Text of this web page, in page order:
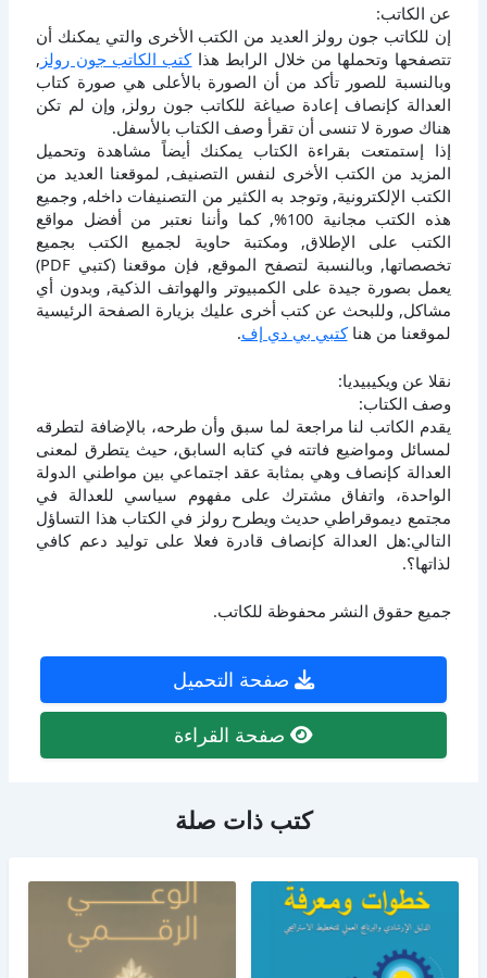
عن الكاتب:
إن للكاتب جون رولز العديد من الكتب الأخرى والتي يمكنك أن
تتصفحها وتحملها من خلال الرابط هذاكتب الكاتب جون رولز ,
وبالنسبة للصور تأكد من أن الصورة بالأعلى هي صورة كتاب
العدالة كإنصاف إعادة صياغة للكاتب جون رولز, وإن لم تكن
هناك صورة لا تنسى أن تقرأ وصف الكتاب بالأسفل.
إذا إستمتعت بقراءة الكتاب يمكنك أيضاً مشاهدة وتحميل
المزيد من الكتب الأخرى لنفس التصنيف, لموقعنا العديد من
الكتب الإلكترونية, وتوجد به الكثير من التصنيفات داخله, وجميع
هذه الكتب مجانية 100%, كما وأننا نعتبر من أفضل مواقع
الكتب على الإطلاق, ومكتبة حاوية لجميع الكتب بجميع
تخصصاتها, وبالنسبة لتصفح الموقع, فإن موقعنا (كتبي PDF)
يعمل بصورة جيدة على الكمبيوتر والهواتف الذكية, وبدون أي
مشاكل, وللبحث عن كتب أخرى عليك بزيارة الصفحة الرئيسية
لموقعنا من هناكتبي بي دي إف.
نقلا عن ويكيبيديا:
وصف الكتاب:
يقدم الكاتب لنا مراجعة لما سبق وأن طرحه، بالإضافة لتطرقه
لمسائل ومواضيع فاتته في كتابه السابق، حيث يتطرق لمعنى
العدالة كإنصاف وهي بمثابة عقد اجتماعي بين مواطني الدولة
الواحدة، واتفاق مشترك على مفهوم سياسي للعدالة في
مجتمع ديموقراطي حديث ويطرح رولز في الكتاب هذا التساؤل
التالي:هل العدالة كإنصاف قادرة فعلا على توليد دعم كافي
لذاتها؟.
جميع حقوق النشر محفوظة للكاتب.
صفحة التحميل
صفحة القراءة
كتب ذات صلة